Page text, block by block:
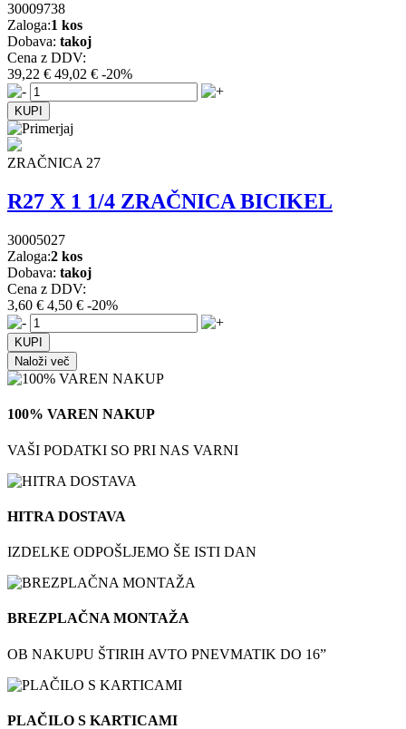
30009738
Zaloga:1 kos
Dobava: takoj
Cena z DDV:
39,22 € 49,02 € -20%
ZRAČNICA 27
R27 X 1 1/4 ZRAČNICA BICIKEL
30005027
Zaloga:2 kos
Dobava: takoj
Cena z DDV:
3,60 € 4,50 € -20%
Naloži več
100% VAREN NAKUP
VAŠI PODATKI SO PRI NAS VARNI
HITRA DOSTAVA
IZDELKE ODPOŠLJEMO ŠE ISTI DAN
BREZPLAČNA MONTAŽA
OB NAKUPU ŠTIRIH AVTO PNEVMATIK DO 16”
PLAČILO S KARTICAMI